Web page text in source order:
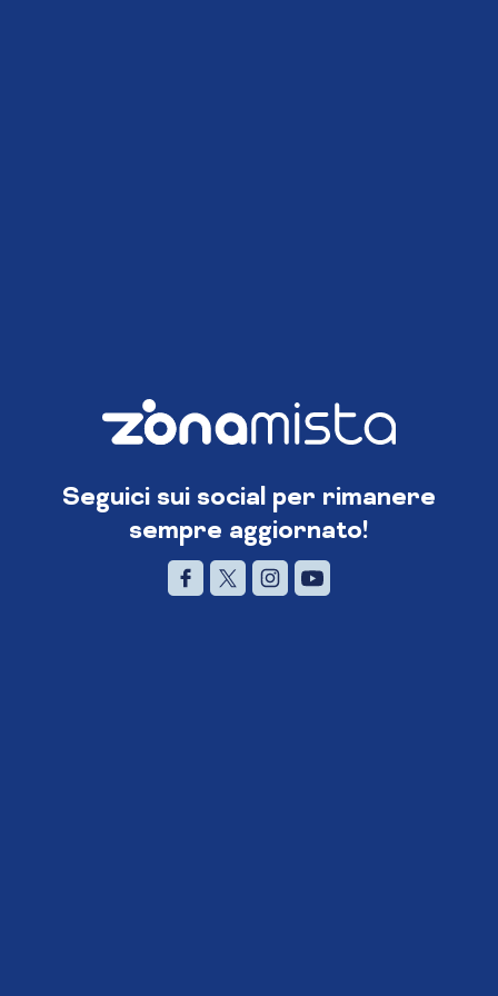
Seguici sui social per rimanere
sempre aggiornato!